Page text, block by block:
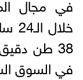
38 طن
في السوق